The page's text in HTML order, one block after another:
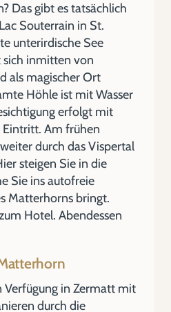
Das gibt es tatsächlich
Souterrain in St.
unterirdische See
sich inmitten von
als magischer Ort
Höhle ist mit Wasser
erfolgt mit
Am frühen
durch das Vispertal
steigen Sie in die
Sie ins autofreie
Matterhorns bringt.
Hotel. Abendessen
in Zermatt mit
durch die